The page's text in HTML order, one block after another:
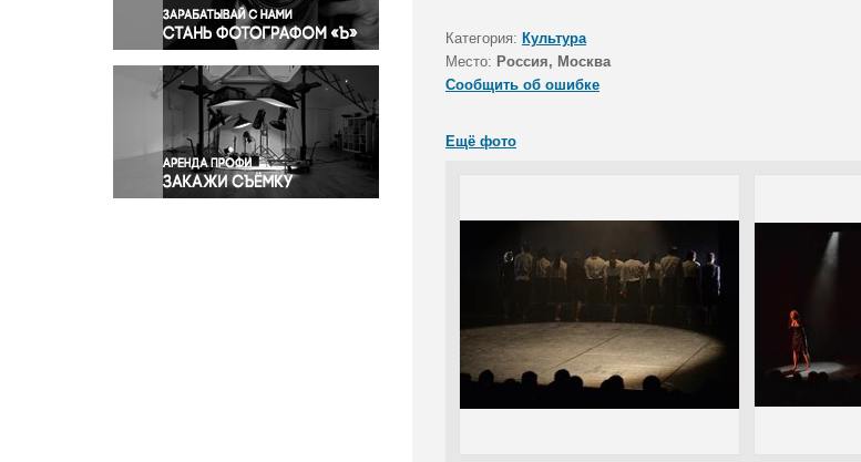
Происшествия и конфликты
Религия
Светская жизнь
Спорт
Экология
Экономика и бизнес
Категория: Культура
Место: Россия, Москва
Сообщить об ошибке
Ещё фото